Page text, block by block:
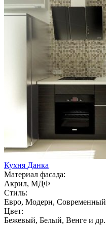
Кухня Данка
Материал фасада:
Акрил, МДФ
Стиль:
Евро, Модерн, Современный
Цвет:
Бежевый, Белый, Венге и др.